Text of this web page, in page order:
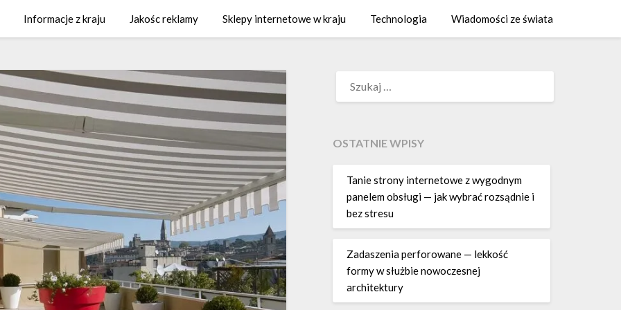
Informacje z kraju Jakośc reklamy Sklepy internetowe w kraju Technologia Wiadomości ze świata
OSTATNIE WPISY
Tanie strony internetowe z wygodnym
panelem obsługi — jak wybrać rozsądnie i
bez stresu
Zadaszenia perforowane — lekkość
formy w służbie nowoczesnej
architektury